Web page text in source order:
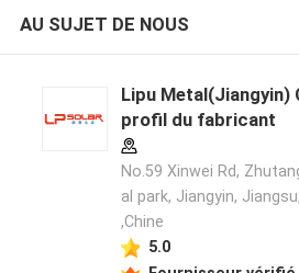
AU SUJET DE NOUS
Lipu Metal(Jiangyin)
profil du fabricant
No.59 Xinwei Rd,
al park, Jiangyin,
,Chine
5.0